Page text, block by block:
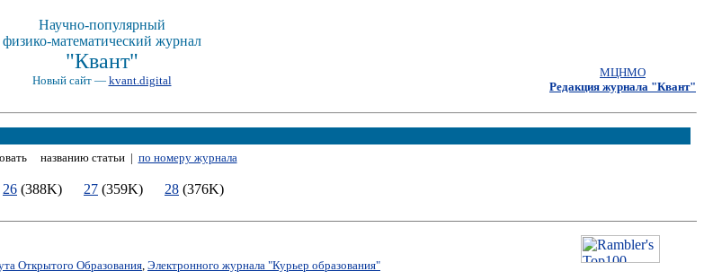
Научно-популярный
физико-математический журнал
"Квант"
Новый сайт — kvant.digital
МЦНМО
Редакция журнала "Квант"
названию статьи | по номеру журнала
26 (388K) 27 (359K) 28 (376K)
Открытого Образования, Электронного журнала "Курьер образования"